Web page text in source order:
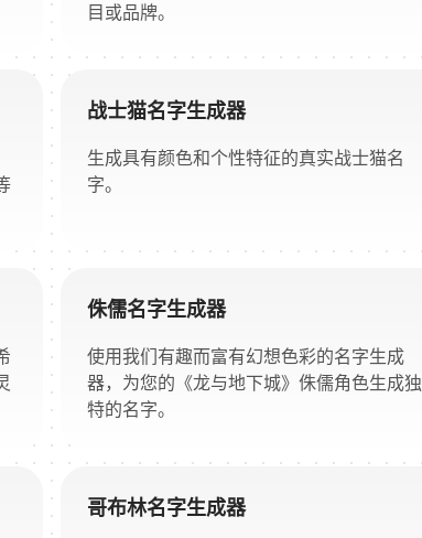
目或品牌。
战士猫名字生成器
生成具有颜色和个性特征的真实战士猫名
字。
侏儒名字生成器
使用我们有趣而富有幻想色彩的名字生成
器，为您的《龙与地下城》侏儒角色生成独
特的名字。
哥布林名字生成器